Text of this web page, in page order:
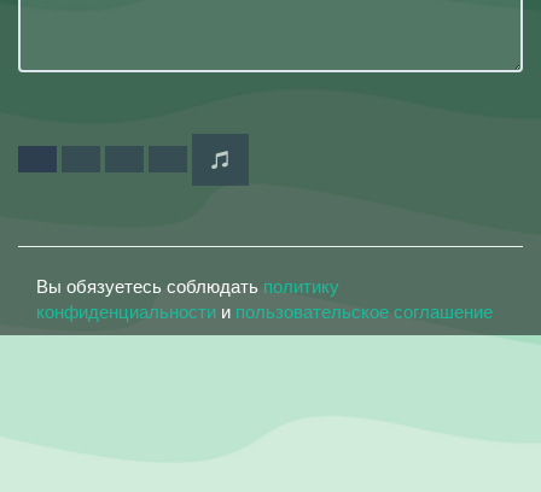
Вы обязуетесь соблюдать политику
конфиденциальности и пользовательское соглашение